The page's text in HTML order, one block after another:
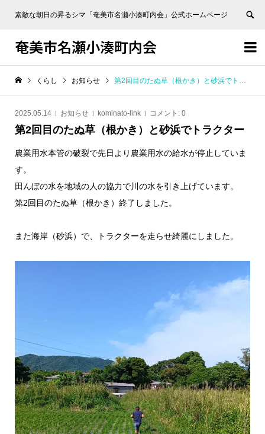
素敵な朝日の昇るシマ「奄美市名瀬小湊町内会」公式ホームページ

奄美市名瀬小湊町内会 
くらし お知らせ 第2回目のたぬ草（根かき）と砂浜でトラクター
2025.05.14 お知らせ kominato-link コメント: 0
第2回目のたぬ草（根かき）と砂浜でトラクター
農業用水本管の破裂で先日より農業用水の給水が停止していま
す。
田んぼの水を地域の人の協力で川の水を引き上げています。
第2回目のたぬ草（根かき）終了しました。
また海岸（砂浜）で、トラクターを走らせ綺麗にしました。